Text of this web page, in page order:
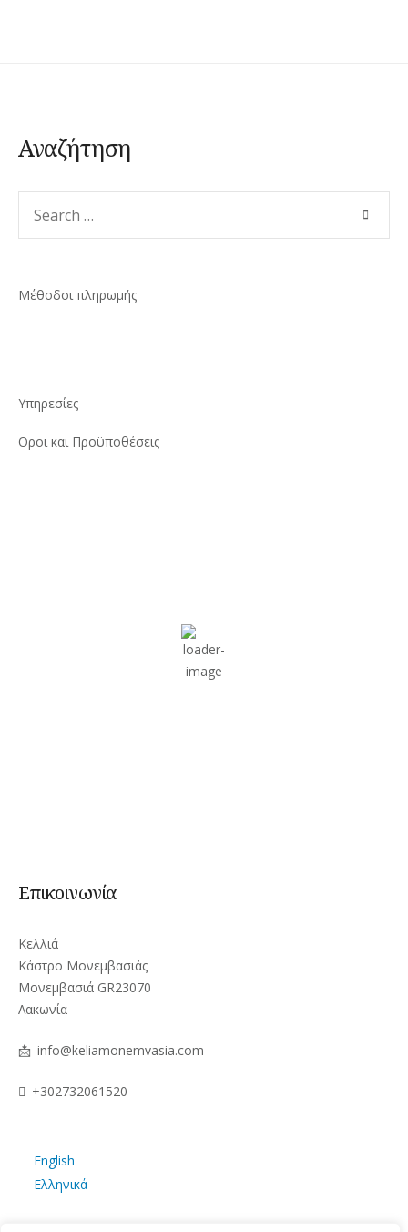
Αναζήτηση
for:
Μέθοδοι πληρωμής
Υπηρεσίες
Οροι και Προϋποθέσεις
26
Επικοινωνία
Κελλιά
Κάστρο Μονεμβασιάς
Μονεμβασιά GR23070
Λακωνία
📩 info@keliamonemvasia.com
+302732061520
English
Ελληνικά